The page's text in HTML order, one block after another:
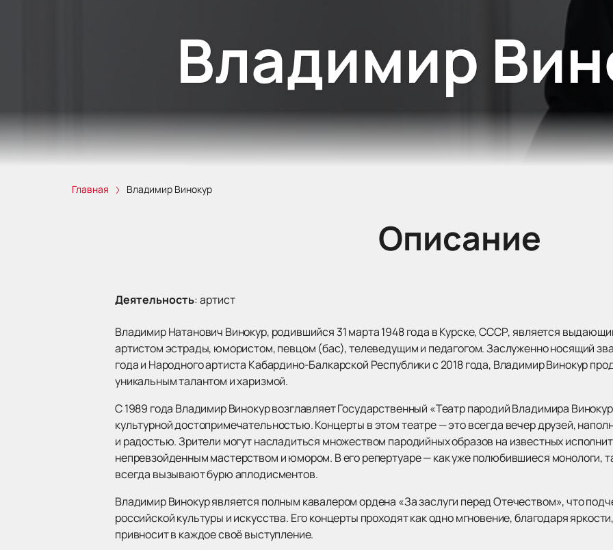
Владимир
Главная Владимир Винокур
Описание
Деятельность:артист
Владимир Натанович Винокур, родившийся 31 марта 1948 года в Курске, СССР, является
артистом эстрады, юмористом, певцом (бас), телеведущим и педагогом. Заслуженно носящий
года и Народного артиста Кабардино-Балкарской Республики с 2018 года, Владимир Винокур
уникальным талантом и харизмой.
С 1989 года Владимир Винокур возглавляет Государственный «Театр пародий Владимира
культурной достопримечательностью. Концерты в этом театре — это всегда вечер друзей,
и радостью. Зрители могут насладиться множеством пародийных образов на известных
непревзойденным мастерством и юмором. В его репертуаре — как уже полюбившиеся монологи,
всегда вызывают бурю аплодисментов.
Владимир Винокур является полным кавалером ордена «За заслуги перед Отечеством», что
российской культуры и искусства. Его концерты проходят как одно мгновение, благодаря
привносит в каждое своё выступление.